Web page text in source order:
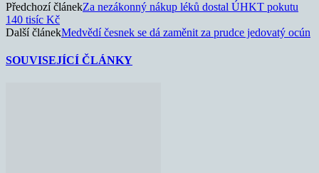
Předchozí článekZa nezákonný nákup léků dostal ÚHKT pokutu
140 tisíc Kč
Další článekMedvědí česnek se dá zaměnit za prudce jedovatý ocún
SOUVISEJÍCÍ ČLÁNKY